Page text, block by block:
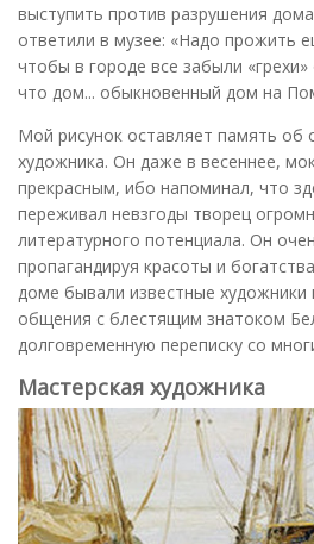
выступить против разрушения
ответили в музее: «Надо прожить
чтобы в городе все забыли
что дом... обыкновенный дом на
Мой рисунок оставляет память об
художника. Он даже в весеннее,
прекрасным, ибо напоминал, что
переживал невзгоды творец
литературного потенциала. Он
пропагандируя красоты и
доме бывали известные художники
общения с блестящим знатоком
долговременную переписку со
Мастерская художника